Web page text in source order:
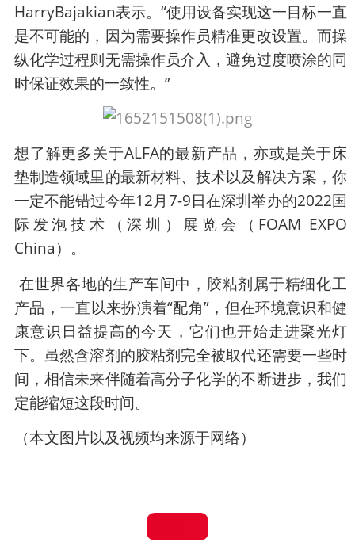
HarryBajakian表示。“使用设备实现这一目标一直
是不可能的，因为需要操作员精准更改设置。而操
纵化学过程则无需操作员介入，避免过度喷涂的同
时保证效果的一致性。”
想了解更多关于ALFA的最新产品，亦或是关于床
垫制造领域里的最新材料、技术以及解决方案，你
一定不能错过今年12月7-9日在深圳举办的2022国
际发泡技术（深圳）展览会（FOAM EXPO
China）。
在世界各地的生产车间中，胶粘剂属于精细化工
产品，一直以来扮演着“配角”，但在环境意识和健
康意识日益提高的今天，它们也开始走进聚光灯
下。虽然含溶剂的胶粘剂完全被取代还需要一些时
间，相信未来伴随着高分子化学的不断进步，我们
定能缩短这段时间。
（本文图片以及视频均来源于网络）